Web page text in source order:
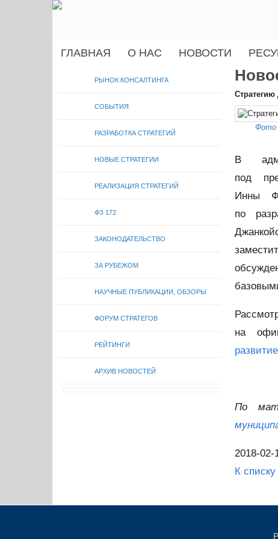
ГЛАВНАЯ О НАС НОВОСТИ
РЫНОК КОНСАЛТИНГА
СОБЫТИЯ
РАЗРАБОТКА СТРАТЕГИЙ
НОВЫЕ СТРАТЕГИИ
РЕАЛИЗАЦИЯ СТРАТЕГИЙ
ФЗ 172
ЗАКОНОДАТЕЛЬСТВО
ЗА РУБЕЖОМ
НАУЧНЫЕ ПУБЛИКАЦИИ, ОБЗОРЫ
ФОРУМ СТРАТЕГОВ
РЕЙТИНГИ
АРХИВ НОВОСТЕЙ
Фото
В
под
Инны
по
на
развитие
По
2018-02-
К